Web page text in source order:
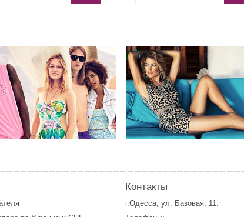
Контакты
г.Одесса, ул. Базовая, 11.